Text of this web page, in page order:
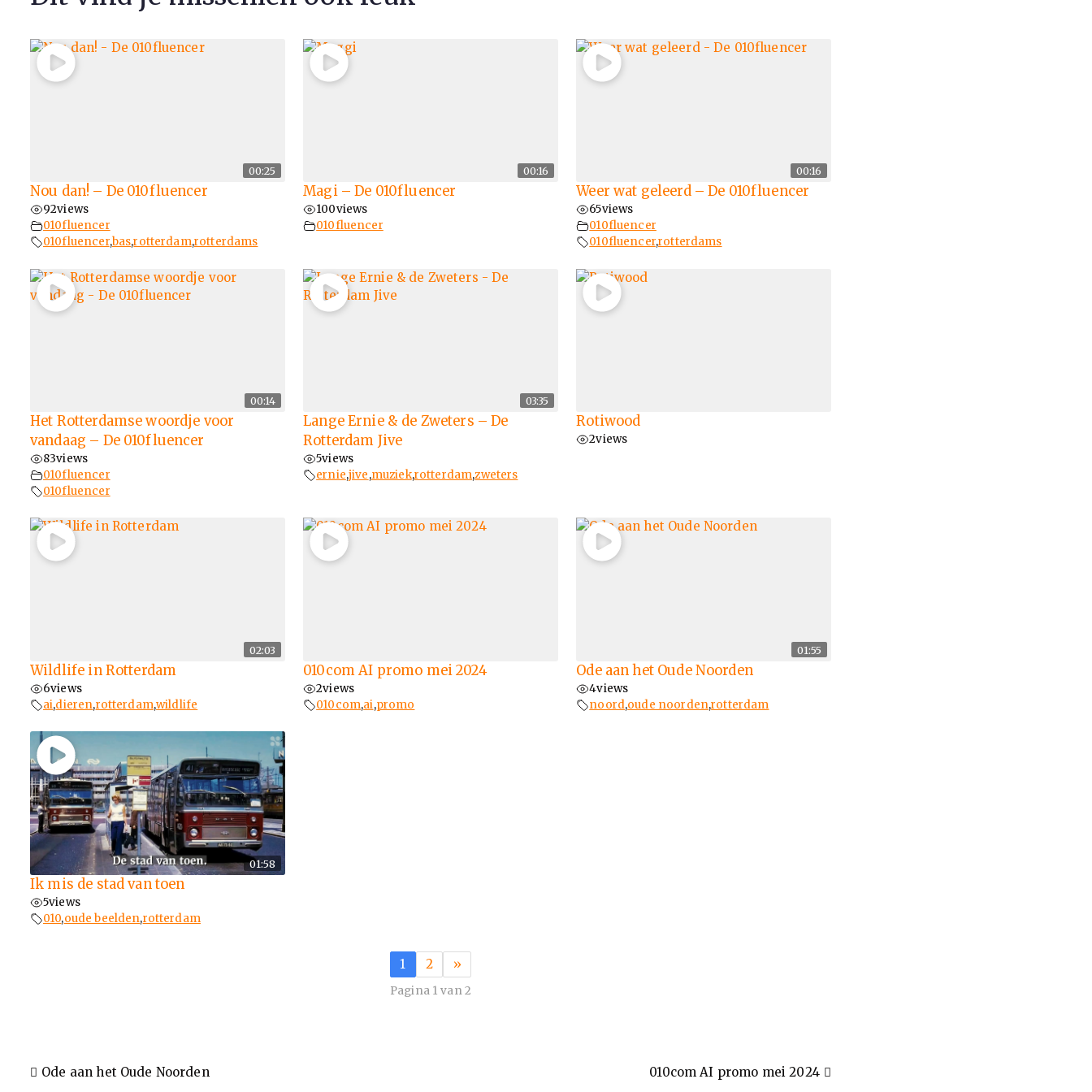
00:25
Nou dan! – De 010fluencer
92views
010fluencer
010fluencer,bas,rotterdam,rotterdams
00:16
Magi – De 010fluencer
100views
010fluencer
00:16
Weer wat geleerd – De 010fluencer
65views
010fluencer
010fluencer,rotterdams
00:14
Het Rotterdamse woordje voor
vandaag – De 010fluencer
83views
010fluencer
010fluencer
03:35
Lange Ernie & de Zweters – De
Rotterdam Jive
5views
ernie,jive,muziek,rotterdam,zweters
Rotiwood
2views
02:03
Wildlife in Rotterdam
6views
ai,dieren,rotterdam,wildlife
010com AI promo mei 2024
2views
010com,ai,promo
01:55
Ode aan het Oude Noorden
4views
noord,oude noorden,rotterdam
01:58
Ik mis de stad van toen
5views
010,oude beelden,rotterdam
1 2 »
Pagina 1 van 2
Ode aan het Oude Noorden 010com AI promo mei 2024